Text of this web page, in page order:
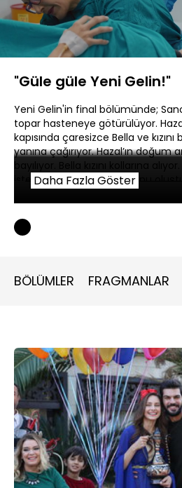
Sesi
Aç
Yüklendi:
8.02%
"Güle güle Yeni Gelin!"
Yeni Gelin'in final bölümünde;
topar hasteneye götürülüyor.
kapısında çaresizce Bella ve kızını
yanına çağırıyor. Hazal’ın doğum
bayılıyor. Bella kızını kollarına
istediği mutlu aile tablosunu
Daha Fazla Göster
BÖLÜMLER FRAGMANLAR